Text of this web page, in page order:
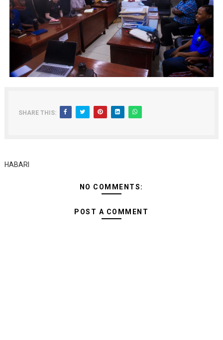
SHARE THIS:
HABARI
NO COMMENTS:
POST A COMMENT